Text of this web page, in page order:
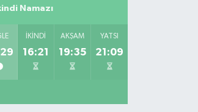
Namazı
İKINDI
16:21
AKŞAM
19:35
YATSI
21:09